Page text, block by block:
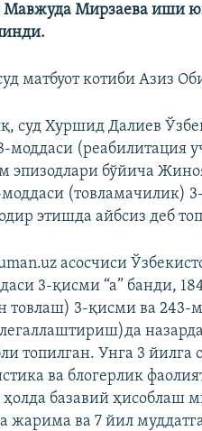
Мавжуда Мирзаева иши
матбуот котиби Азиз
суд Хуршид Далиев
моддаси (реабилитация
бўйича
(товламачилик)
этишда айбсиз деб
асосчиси
3-қисми “а” банди,
товлаш) 3-қисми ва
топилган. Унга 3
ва блогерлик
базавий ҳисоблаш
жарима ва 7 йил